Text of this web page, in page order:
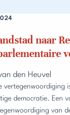
naar
den Heuvel
vertegenwoordiging
democratie. Een
van